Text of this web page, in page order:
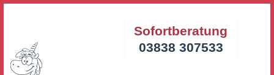
Sofortberatung
03838 307533